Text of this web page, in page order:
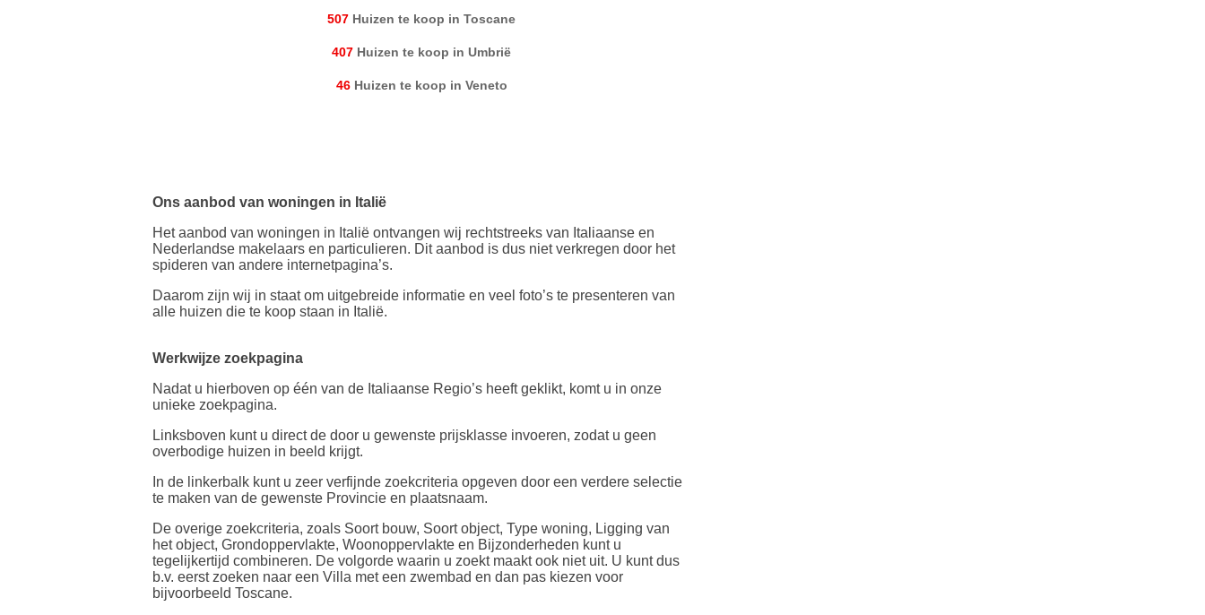
507 Huizen te koop in Toscane
407 Huizen te koop in Umbrië
46 Huizen te koop in Veneto
Ons aanbod van woningen in Italië
Het aanbod van woningen in Italië ontvangen wij rechtstreeks van Italiaanse en
Nederlandse makelaars en particulieren. Dit aanbod is dus niet verkregen door het
spideren van andere internetpagina’s.
Daarom zijn wij in staat om uitgebreide informatie en veel foto’s te presenteren van
alle huizen die te koop staan in Italië.
Werkwijze zoekpagina
Nadat u hierboven op één van de Italiaanse Regio’s heeft geklikt, komt u in onze
unieke zoekpagina.
Linksboven kunt u direct de door u gewenste prijsklasse invoeren, zodat u geen
overbodige huizen in beeld krijgt.
In de linkerbalk kunt u zeer verfijnde zoekcriteria opgeven door een verdere selectie
te maken van de gewenste Provincie en plaatsnaam.
De overige zoekcriteria, zoals Soort bouw, Soort object, Type woning, Ligging van
het object, Grondoppervlakte, Woonoppervlakte en Bijzonderheden kunt u
tegelijkertijd combineren. De volgorde waarin u zoekt maakt ook niet uit. U kunt dus
b.v. eerst zoeken naar een Villa met een zwembad en dan pas kiezen voor
bijvoorbeeld Toscane.